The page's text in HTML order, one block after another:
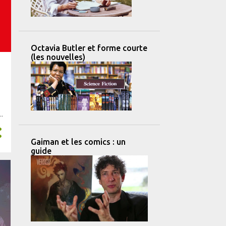
Octavia Butler et forme courte
(les nouvelles)
Gaiman et les comics : un
guide